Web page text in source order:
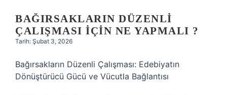
BAĞIRSAKLARIN DÜZENLI
ÇALIŞMASI IÇIN NE YAPMALI ?
Tarih: Şubat 3, 2026
Bağırsakların Düzenli Çalışması: Edebiyatın
Dönüştürücü Gücü ve Vücutla Bağlantısı